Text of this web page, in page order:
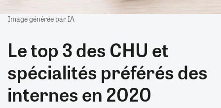
Image générée par IA
Le top 3 des CHU et
spécialités préférés des
internes en 2020